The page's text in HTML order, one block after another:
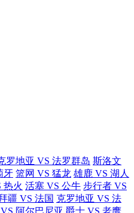
罗地亚 VS 法罗群岛 斯洛文
牙 篮网 VS 猛龙 雄鹿 VS 湖人
热火 活塞 VS 公牛 步行者 VS
疆 VS 法国 克罗地亚 VS 法
阿尔巴尼亚 爵士 VS 老鹰